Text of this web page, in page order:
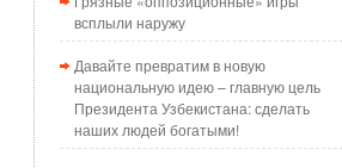
всплыли наружу
Давайте превратим в новую
национальную идею – главную цель
Президента Узбекистана: сделать
наших людей богатыми!